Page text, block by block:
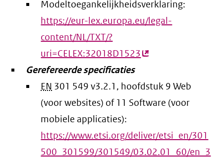
Modeltoegankelijkheidsverklaring:
https://eur-lex.europa.eu/legal-
content/NL/TXT/?
uri=CELEX:32018D1523 (externe
Gerefereerde specificaties
EN 301 549 v3.2.1, hoofdstuk 9 Web
(voor websites) of 11 Software (voor
mobiele applicaties):
https://www.etsi.org/deliver/etsi_en/301
500_301599/301549/03.02.01_60/en_3